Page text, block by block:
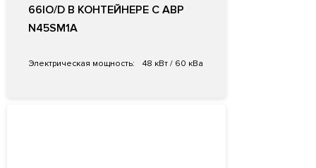
66IO/D В КОНТЕЙНЕРЕ С АВР
N45SM1A
Электрическая мощность: 48 кВт / 60 кВа